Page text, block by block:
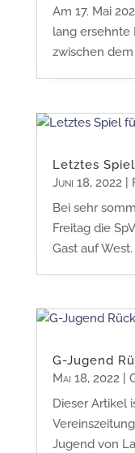
Am 17. Mai
lang ersehnte
zwischen dem
Letztes
Juni 18, 2022|
Bei sehr
Freitag die
Gast auf
G-Jugend
Mai 18, 2022|
Dieser Artikel
Jugend von